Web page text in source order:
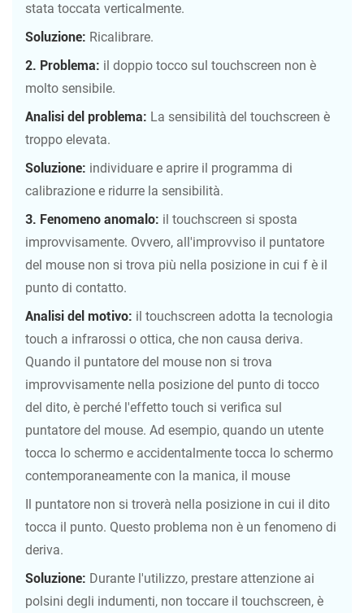
stata toccata verticalmente.
Soluzione: Ricalibrare.
2. Problema: il doppio tocco sul touchscreen non è
molto sensibile.
Analisi del problema: La sensibilità del touchscreen è
troppo elevata.
Soluzione: individuare e aprire il programma di
calibrazione e ridurre la sensibilità.
3. Fenomeno anomalo: il touchscreen si sposta
improvvisamente. Ovvero, all'improvviso il puntatore
del mouse non si trova più nella posizione in cui f è il
punto di contatto.
Analisi del motivo: il touchscreen adotta la tecnologia
touch a infrarossi o ottica, che non causa deriva.
Quando il puntatore del mouse non si trova
improvvisamente nella posizione del punto di tocco
del dito, è perché l'effetto touch si verifica sul
puntatore del mouse. Ad esempio, quando un utente
tocca lo schermo e accidentalmente tocca lo schermo
contemporaneamente con la manica, il mouse
Il puntatore non si troverà nella posizione in cui il dito
tocca il punto. Questo problema non è un fenomeno di
deriva.
Soluzione: Durante l'utilizzo, prestare attenzione ai
polsini degli indumenti, non toccare il touchscreen, è